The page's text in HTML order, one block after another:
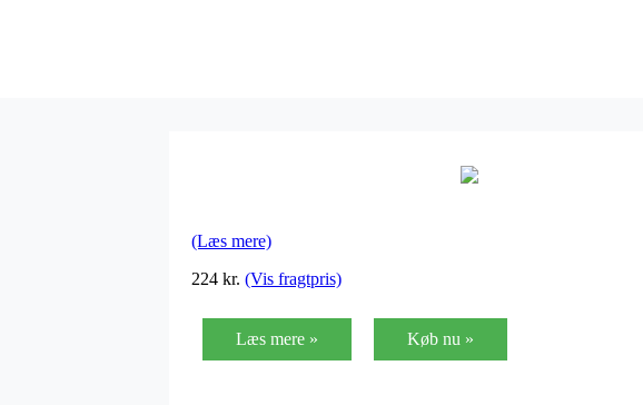
(Læs mere)
224 kr. (Vis fragtpris)
Læs mere » Køb nu »